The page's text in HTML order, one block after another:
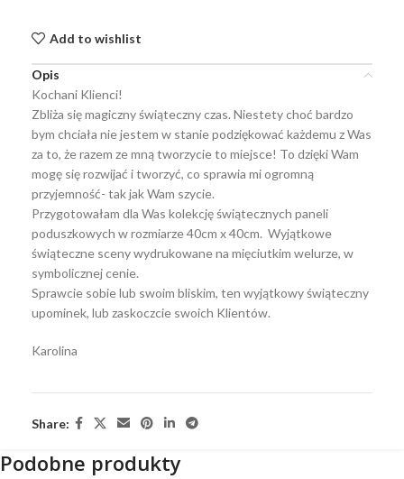
Add to wishlist
Opis
Kochani Klienci!
Zbliża się magiczny świąteczny czas. Niestety choć bardzo
bym chciała nie jestem w stanie podziękować każdemu z Was
za to, że razem ze mną tworzycie to miejsce! To dzięki Wam
mogę się rozwijać i tworzyć, co sprawia mi ogromną
przyjemność- tak jak Wam szycie.
Przygotowałam dla Was kolekcję świątecznych paneli
poduszkowych w rozmiarze 40cm x 40cm. Wyjątkowe
świąteczne sceny wydrukowane na mięciutkim welurze, w
symbolicznej cenie.
Sprawcie sobie lub swoim bliskim, ten wyjątkowy świąteczny
upominek, lub zaskoczcie swoich Klientów.
Karolina
Share:
Podobne produkty